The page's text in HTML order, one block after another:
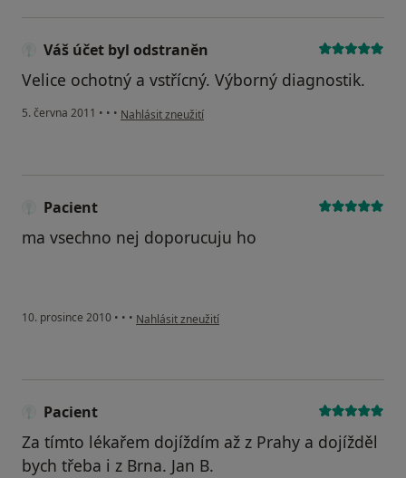
Váš účet byl odstraněn
Velice ochotný a vstřícný. Výborný diagnostik.
5. června 2011 • • • podle názoru uživatele Váš účet byl odstraněn
Nahlásit zneužití
Pacient
ma vsechno nej doporucuju ho
10. prosince 2010 • • • podle názoru uživatele Pacient
Nahlásit zneužití
Pacient
Za tímto lékařem dojíždím až z Prahy a dojížděl
bych třeba i z Brna. Jan B.